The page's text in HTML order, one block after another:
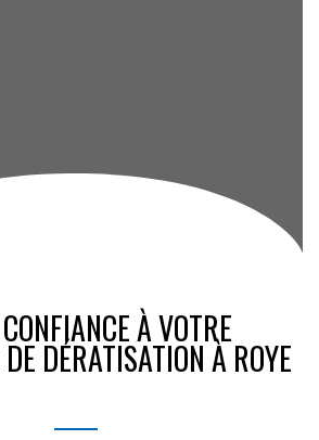
À VOTRE
DÉRATISATION À ROYE